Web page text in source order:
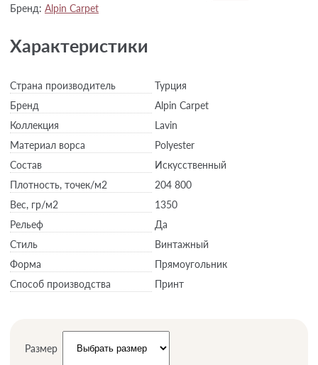
Бренд: Alpin Carpet
Характеристики
Страна производитель
Турция
Бренд
Alpin Carpet
Коллекция
Lavin
Материал ворса
Polyester
Состав
Искусственный
Плотность, точек/м2
204 800
Вес, гр/м2
1350
Рельеф
Да
Стиль
Винтажный
Форма
Прямоугольник
Способ производства
Принт
Размер